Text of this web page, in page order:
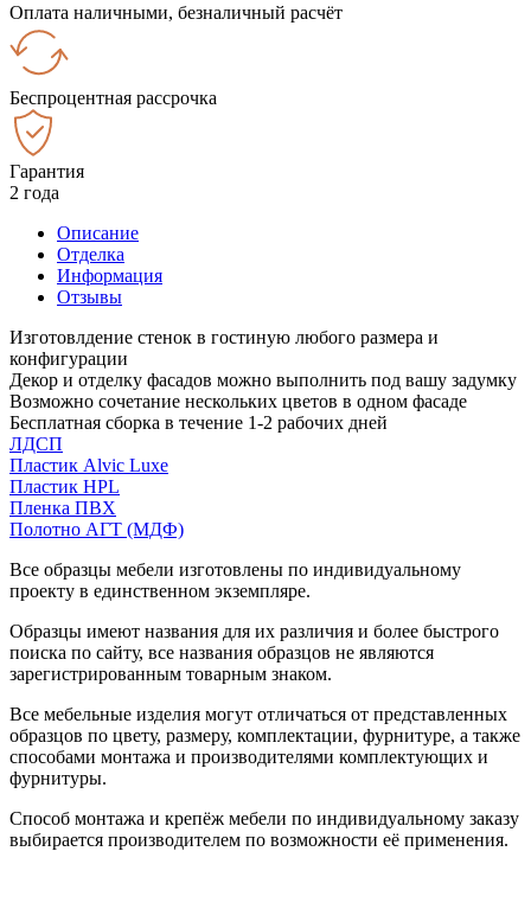
Оплата наличными, безналичный расчёт
Беспроцентная рассрочка
Гарантия
2 года
Описание
Отделка
Информация
Отзывы
Изготовлдение стенок в гостиную любого размера и
конфигурации
Декор и отделку фасадов можно выполнить под вашу задумку
Возможно сочетание нескольких цветов в одном фасаде
Бесплатная сборка в течение 1-2 рабочих дней
ЛДСП
Пластик Alvic Luxe
Пластик HPL
Пленка ПВХ
Полотно АГТ (МДФ)
Все образцы мебели изготовлены по индивидуальному
проекту в единственном экземпляре.
Образцы имеют названия для их различия и более быстрого
поиска по сайту, все названия образцов не являются
зарегистрированным товарным знаком.
Все мебельные изделия могут отличаться от представленных
образцов по цвету, размеру, комплектации, фурнитуре, а также
способами монтажа и производителями комплектующих и
фурнитуры.
Способ монтажа и крепёж мебели по индивидуальному заказу
выбирается производителем по возможности её применения.